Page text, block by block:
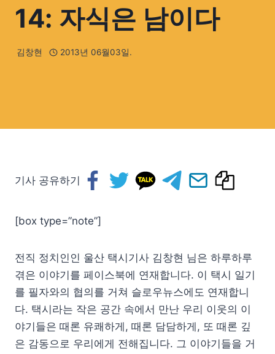
14: 자식은 남이다
김창현 2013년 06월03일.
기사 공유하기
[box type=”note”]
전직 정치인인 울산 택시기사 김창현 님은 하루하루
겪은 이야기를 페이스북에 연재합니다. 이 택시 일기
를 필자와의 협의를 거쳐 슬로우뉴스에도 연재합니
다. 택시라는 작은 공간 속에서 만난 우리 이웃의 이
야기들은 때론 유쾌하게, 때론 담담하게, 또 때론 깊
은 감동으로 우리에게 전해집니다. 그 이야기들을 거